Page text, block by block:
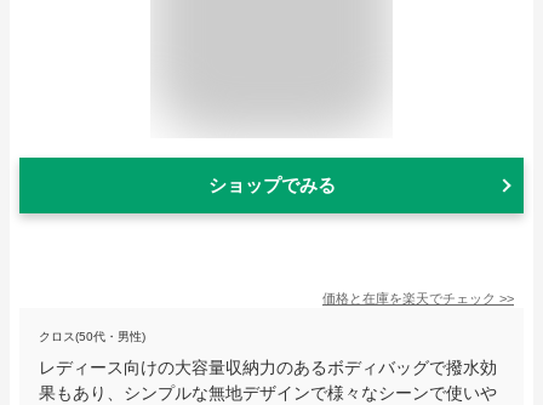
ショップでみる
価格と在庫を楽天でチェック >>
クロス(50代・男性)
レディース向けの大容量収納力のあるボディバッグで撥水効
果もあり、シンプルな無地デザインで様々なシーンで使いや